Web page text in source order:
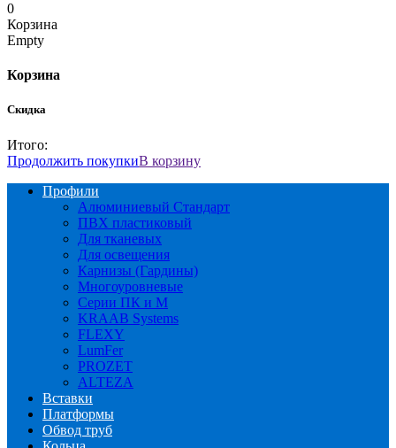
0
Корзина
Empty
Корзина
Скидка
Итого:
Продолжить покупкиВ корзину
Профили
Алюминиевый Стандарт
ПВХ пластиковый
Для тканевых
Для освещения
Карнизы (Гардины)
Многоуровневые
Серии ПК и М
KRAAB Systems
FLEXY
LumFer
PROZET
ALTEZA
Вставки
Платформы
Обвод труб